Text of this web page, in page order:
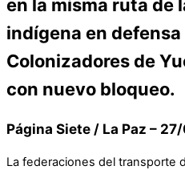
en la misma ruta de
indígena en defensa
Colonizadores de
con nuevo bloqueo.
Página Siete / La Paz –
La federaciones del transporte